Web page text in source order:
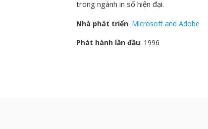
trong ngành in số hiện đại.
Nhà phát triển: Microsoft and Adobe
Phát hành lần đầu: 1996